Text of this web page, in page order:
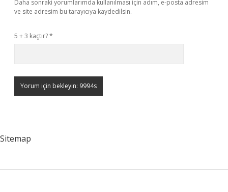
Daha sonraki yorumlarımda kullanılması için adım, e-posta adresim
ve site adresim bu tarayıcıya kaydedilsin.
5 + 3 kaçtır?*
Sitemap